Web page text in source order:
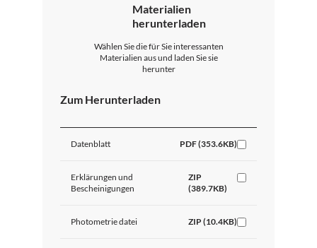
Materialien
herunterladen
Wählen Sie die für Sie interessanten
Materialien aus und laden Sie sie
herunter
Zum Herunterladen
Datenblatt PDF (353.6KB)
Erklärungen und
Bescheinigungen
ZIP
(389.7KB)
Photometrie datei ZIP (10.4KB)